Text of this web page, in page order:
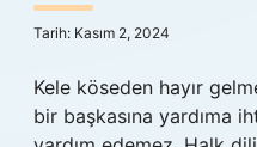
Tarih: Kasım 2, 2024
Kele köseden hayır
bir başkasına yardıma